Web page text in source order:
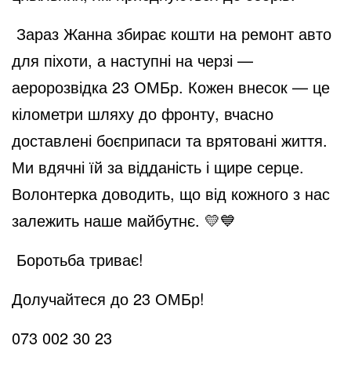
Зараз Жанна збирає кошти на ремонт авто
для піхоти, а наступні на черзі —
аеророзвідка 23 ОМБр. Кожен внесок — це
кілометри шляху до фронту, вчасно
доставлені боєприпаси та врятовані життя.
Ми вдячні їй за відданість і щире серце.
Волонтерка доводить, що від кожного з нас
залежить наше майбутнє. 💛💙
Боротьба триває!
Долучайтеся до 23 ОМБр!
073 002 30 23